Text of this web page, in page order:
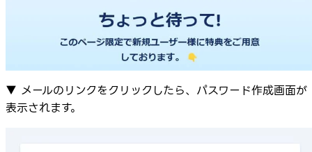
▼ メールのリンクをクリックしたら、パスワード作成画面が
表示されます。